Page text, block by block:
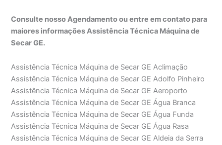
Consulte nosso Agendamento ou entre em contato para
maiores informações Assistência Técnica Máquina de
Secar GE.
Assistência Técnica Máquina de Secar GE Aclimação
Assistência Técnica Máquina de Secar GE Adolfo Pinheiro
Assistência Técnica Máquina de Secar GE Aeroporto
Assistência Técnica Máquina de Secar GE Água Branca
Assistência Técnica Máquina de Secar GE Água Funda
Assistência Técnica Máquina de Secar GE Água Rasa
Assistência Técnica Máquina de Secar GE Aldeia da Serra